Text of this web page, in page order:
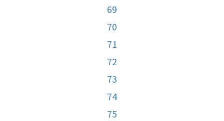
69
70
71
72
73
74
75